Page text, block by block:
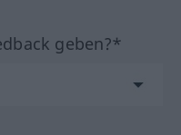
geben?*